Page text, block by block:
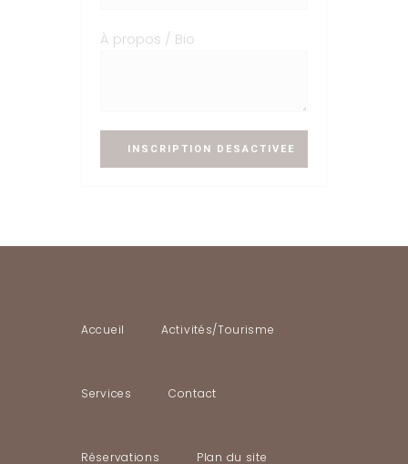
À propos / Bio
Accueil Activités/Tourisme
Services Contact
Réservations Plan du site